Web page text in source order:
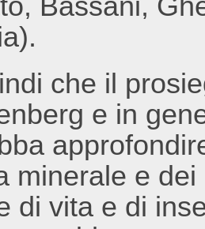
che il
e in
minerale e
di vita e di